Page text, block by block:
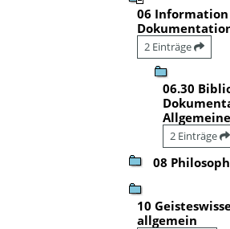
06
2 Einträge
06.30
2 Einträge
08
10
allgemein